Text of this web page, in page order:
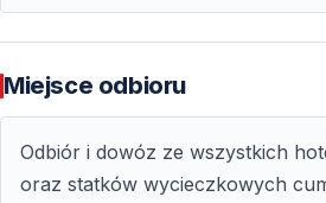
Kto Może Wziąć Udział w
Kuşadası
Miejsce odbioru
Odbiór i dowóz ze wszystkich
oraz statków wycieczkowych